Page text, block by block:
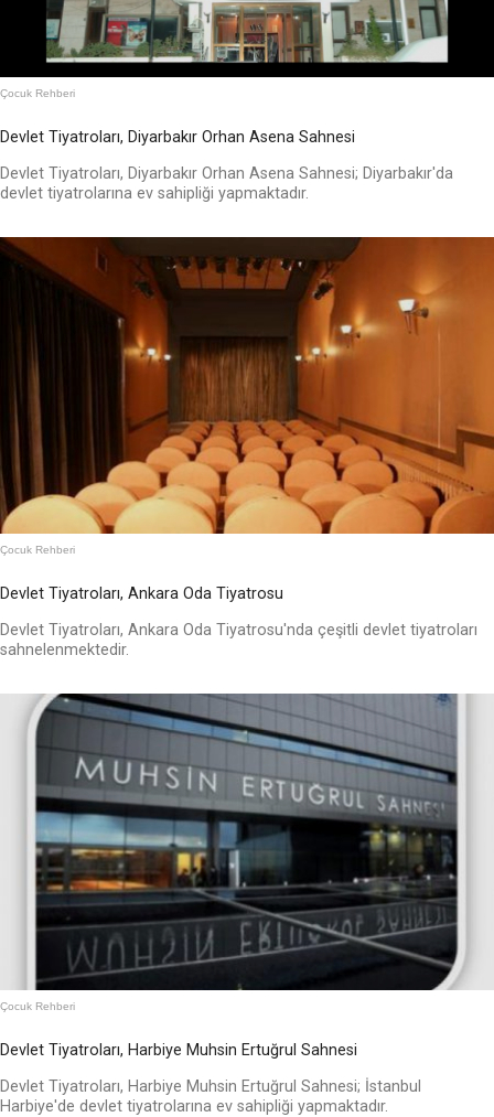
Çocuk Rehberi
Devlet Tiyatroları, Diyarbakır Orhan Asena Sahnesi
Devlet Tiyatroları, Diyarbakır Orhan Asena Sahnesi; Diyarbakır'da
devlet tiyatrolarına ev sahipliği yapmaktadır.
Çocuk Rehberi
Devlet Tiyatroları, Ankara Oda Tiyatrosu
Devlet Tiyatroları, Ankara Oda Tiyatrosu'nda çeşitli devlet tiyatroları
sahnelenmektedir.
Çocuk Rehberi
Devlet Tiyatroları, Harbiye Muhsin Ertuğrul Sahnesi
Devlet Tiyatroları, Harbiye Muhsin Ertuğrul Sahnesi; İstanbul
Harbiye'de devlet tiyatrolarına ev sahipliği yapmaktadır.